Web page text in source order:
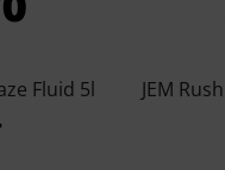
Fluid 5l
JEM